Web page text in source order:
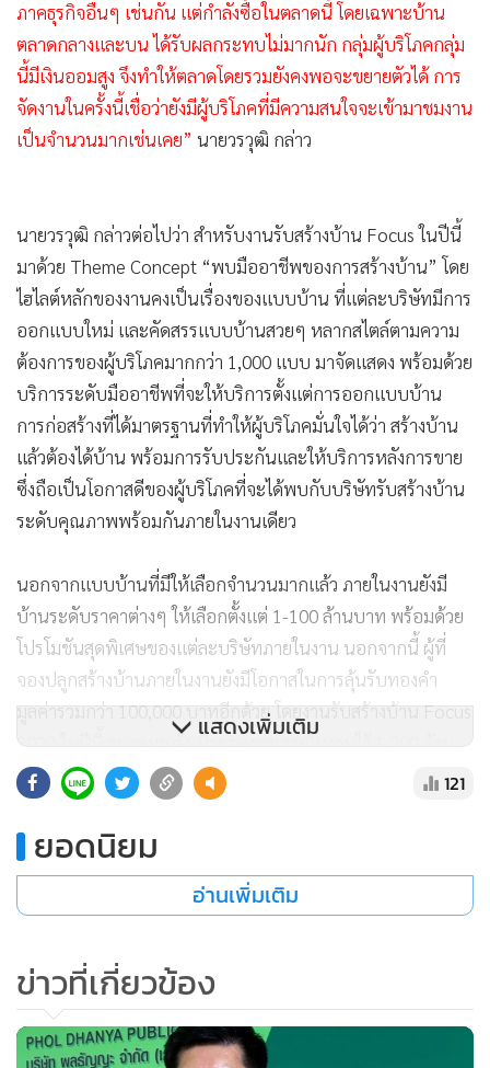
ภาคธุรกิจอื่นๆ เช่นกัน แต่กำลังซื้อในตลาดนี้ โดยเฉพาะบ้าน
ตลาดกลางและบน ได้รับผลกระทบไม่มากนัก กลุ่มผู้บริโภคกลุ่ม
นี้มีเงินออมสูง จึงทำให้ตลาดโดยรวมยังคงพอจะขยายตัวได้ การ
จัดงานในครั้งนี้เชื่อว่ายังมีผู้บริโภคที่มีความสนใจจะเข้ามาชมงาน
เป็นจำนวนมากเช่นเคย” นายวรวุฒิ กล่าว
นายวรวุฒิ กล่าวต่อไปว่า สำหรับงานรับสร้างบ้าน Focus ในปีนี้
มาด้วย Theme Concept “พบมืออาชีพของการสร้างบ้าน” โดย
ไฮไลต์หลักของงานคงเป็นเรื่องของแบบบ้าน ที่แต่ละบริษัทมีการ
ออกแบบใหม่ และคัดสรรแบบบ้านสวยๆ หลากสไตล์ตามความ
ต้องการของผู้บริโภคมากกว่า 1,000 แบบ มาจัดแสดง พร้อมด้วย
บริการระดับมืออาชีพที่จะให้บริการตั้งแต่การออกแบบบ้าน
การก่อสร้างที่ได้มาตรฐานที่ทำให้ผู้บริโภคมั่นใจได้ว่า สร้างบ้าน
แล้วต้องได้บ้าน พร้อมการรับประกันและให้บริการหลังการขาย
ซึ่งถือเป็นโอกาสดีของผู้บริโภคที่จะได้พบกับบริษัทรับสร้างบ้าน
ระดับคุณภาพพร้อมกันภายในงานเดียว
นอกจากแบบบ้านที่มีให้เลือกจำนวนมากแล้ว ภายในงานยังมี
บ้านระดับราคาต่างๆ ให้เลือกตั้งแต่ 1-100 ล้านบาท พร้อมด้วย
โปรโมชันสุดพิเศษของแต่ละบริษัทภายในงาน นอกจากนี้ ผู้ที่
จองปลูกสร้างบ้านภายในงานยังมีโอกาสในการลุ้นรับทองคำ
มูลค่ารวมกว่า 100,000 บาทอีกด้วย โดยงานรับสร้างบ้าน Focus
2020 ในปีนี้ สมาคมฯ ตั้งเป้ายอดขายภายในงานไว้ 1,200 ล้าน
บาท และคาดว่าจะมีผู้เข้าชมงานไม่น้อยกว่า 10,000 คน ถึง
แม้ว่าในช่วงนี้เศรษฐกิจโดยภาพรวมอาจจะถือว่าไม่ดีนัก แต่ทาง
สมาคมฯ ยังคาดว่ากำลังซื้อในตลาดรับสร้างบ้านคงไม่ลดลงมาก
นัก และคาดว่าเป้าหมายการเติบโตของมูลค่าตลาดรวมในปีนี้น่า
จะยังคงเป็นไปได้ตามเป้าหมายที่วางไว้ที่ 12,000-12,300 ล้าน
แสดงเพิ่มเติม
121
ยอดนิยม
อ่านเพิ่มเติม
ข่าวที่เกี่ยวข้อง